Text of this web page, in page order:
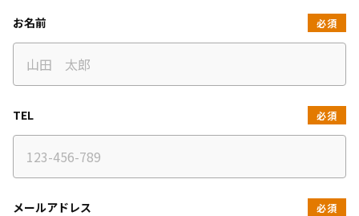
お名前 必須
TEL 必須
メールアドレス 必須